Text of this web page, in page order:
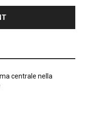
centrale nella